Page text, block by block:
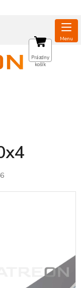
NÁKUPNÝ
KOŠÍK
Prázdny
košík